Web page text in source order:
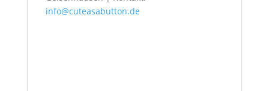
info@cuteasabutton.de